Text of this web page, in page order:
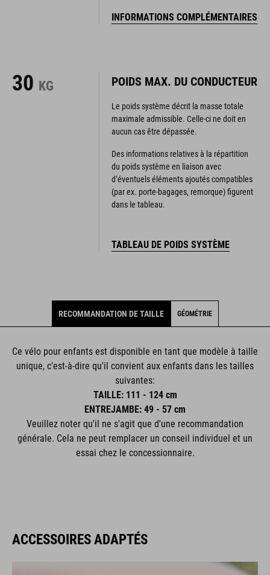
INFORMATIONS COMPLÉMENTAIRES
30 KG POIDS MAX. DU CONDUCTEUR
Le poids système décrit la masse totale
maximale admissible. Celle-ci ne doit en
aucun cas être dépassée.
Des informations relatives à la répartition
du poids système en liaison avec
d’éventuels éléments ajoutés compatibles
(par ex. porte-bagages, remorque) figurent
dans le tableau.
TABLEAU DE POIDS SYSTÈME
RECOMMANDATION DE TAILLE GÉOMÉTRIE
Ce vélo pour enfants est disponible en tant que modèle à taille
unique, c'est-à-dire qu'il convient aux enfants dans les tailles
suivantes:
TAILLE: 111 - 124 cm
ENTREJAMBE: 49 - 57 cm
Veuillez noter qu'il ne s'agit que d'une recommandation
générale. Cela ne peut remplacer un conseil individuel et un
essai chez le concessionnaire.
ACCESSOIRES ADAPTÉS